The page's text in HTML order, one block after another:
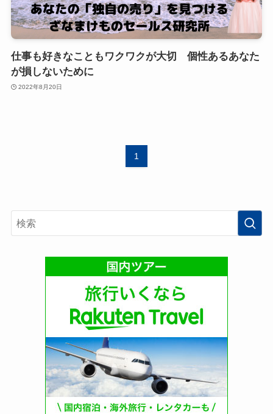
仕事も好きなこともワクワクが大切 個性あるあなた
が損しないために
2022年8月20日
1